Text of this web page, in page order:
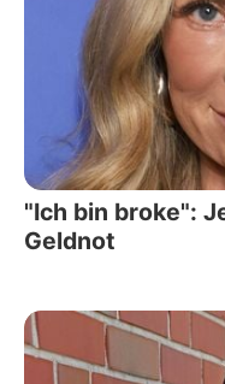
"Ich bin broke":
Geldnot